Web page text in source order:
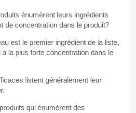
énumèrent leurs ingrédients
de concentration dans le produit?
est le premier ingrédient de la liste,
a la plus forte concentration dans le
listent généralement leur
qui énumèrent des